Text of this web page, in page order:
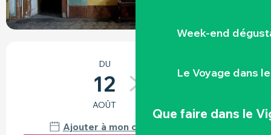
Week-end
Le Voyage dans
Que faire dans le
DU
12
AOÛT
23
Ajouter à mon calendrier Google